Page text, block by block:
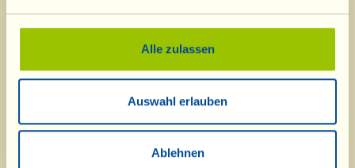
Alle zulassen
Auswahl erlauben
Ablehnen
Salz hinzu und lassen Sie alles 10 Minuten
köcheln. Die Tomaten abkühlen lassen und auf
der Teigoberfläche verteilen, wobei Sie einige
Minuten in den auf 180° C vorgeheizten
Backofen. Wenn sie zu viel Farbe annimmt, die